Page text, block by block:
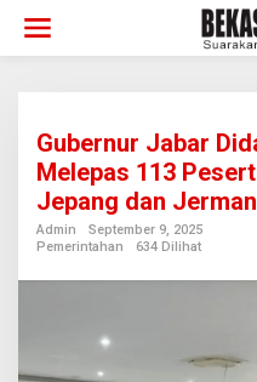
konten
Gubernur Jabar
Melepas 113
Jepang dan Jerman
Admin
September 9, 2025
Pemerintahan
634 Dilihat